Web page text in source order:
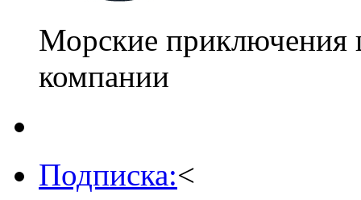
Морские приключения
компании
Подписка:<